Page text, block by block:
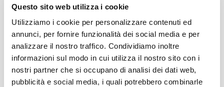
Questo sito web utilizza i cookie
Utilizziamo i cookie per personalizzare contenuti ed
annunci, per fornire funzionalità dei social media e per
analizzare il nostro traffico. Condividiamo inoltre
informazioni sul modo in cui utilizza il nostro sito con i
nostri partner che si occupano di analisi dei dati web,
pubblicità e social media, i quali potrebbero combinarle
agevolare i cittadini che vorranno raggiungere il centro con
i mezzi pubblici per partecipare agli eventi e alle feste in
programma.
Giovedì 29 e venerdì 30...
Per saperne di più